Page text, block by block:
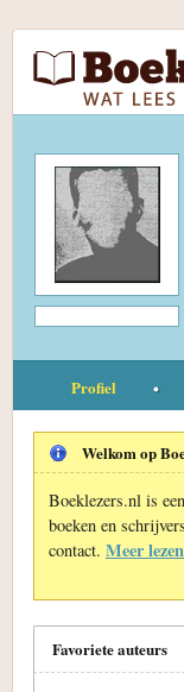
Profiel
Welkom op
Boeklezers.nl is
boeken en
contact. Meer
Favoriete auteurs